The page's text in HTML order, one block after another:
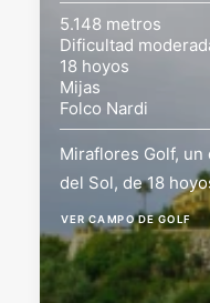
5.148 metros
Dificultad
18 hoyos
Mijas
Folco Nardi
Miraflores Golf, un
del Sol, de 18
VER CAMPO DE GOLF